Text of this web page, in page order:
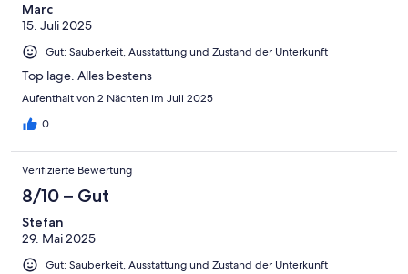
Marc
15. Juli 2025
Gut: Sauberkeit, Ausstattung und Zustand der Unterkunft
Top lage. Alles bestens
Aufenthalt von 2 Nächten im Juli 2025
0
Verifizierte Bewertung
8/10 – Gut
Stefan
29. Mai 2025
Gut: Sauberkeit, Ausstattung und Zustand der Unterkunft